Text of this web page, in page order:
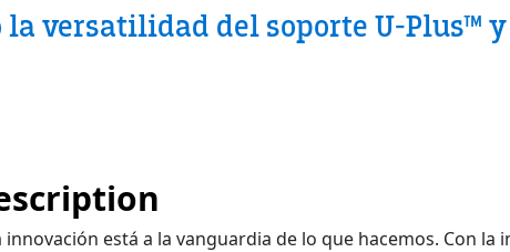
versatilidad del soporte U-Plus™ y
innovación está a la vanguardia de lo que hacemos. Con